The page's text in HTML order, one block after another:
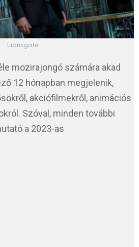
Lionsgate
mozirajongó számára akad
12 hónapban megjelenik,
akciófilmekről, animációs
Szóval, minden további
a 2023-as